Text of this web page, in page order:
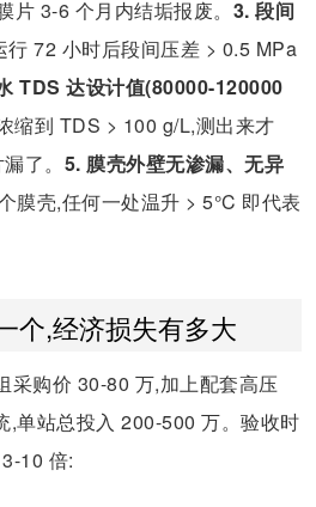
3-6 个月内结垢报废。 3. 段间
行 72 小时后段间压差 > 0.5 MPa
TDS 达设计值(80000-120000
缩到 TDS > 100 g/L,测出来才
了。 5. 膜壳外壁无渗漏、无异
膜壳,任何一处温升 > 5°C 即代表
个,经济损失有多大
采购价 30-80 万,加上配套高压
,单站总投入 200-500 万。验收时
10 倍: